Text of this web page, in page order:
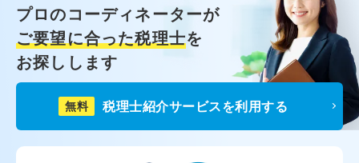
プロのコーディネーターが
ご要望に合った税理士を
お探しします
無料 税理士紹介サービスを利用する